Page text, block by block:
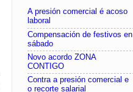
A presión comercial é acoso
laboral
Compensación de festivos en
sábado
Novo acordo ZONA
CONTIGO
Contra a presión comercial e
o recorte salarial